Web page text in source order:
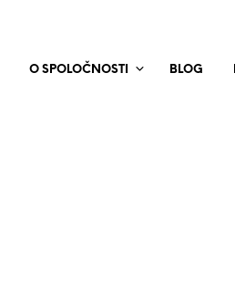
O SPOLOČNOSTI BLOG